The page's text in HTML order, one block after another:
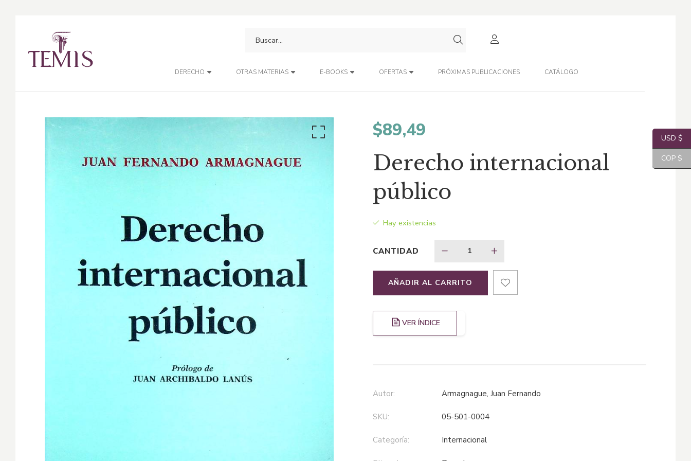
DERECHO OTRAS MATERIAS E-BOOKS OFERTAS PRÓXIMAS PUBLICACIONES CATÁLOGO
$89,49
Derecho internacional
público
Hay existencias
CANTIDAD
AÑADIR AL CARRITO
VER ÍNDICE
Autor: Armagnague, Juan Fernando
SKU: 05-501-0004
Categoría: internacional
USD $
COP $